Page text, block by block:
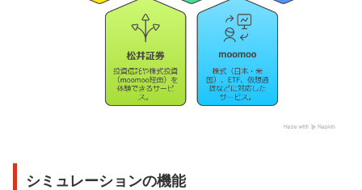
シミュレーションの機能